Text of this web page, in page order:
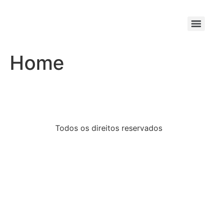
Home
Todos os direitos reservados